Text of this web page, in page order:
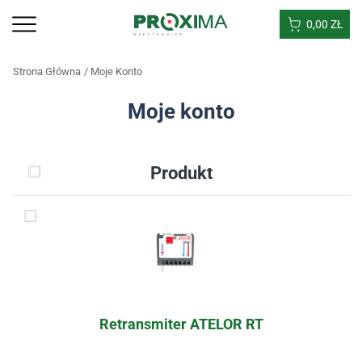
0,00 ZŁ
Strona Główna Moje Konto
Moje konto
Produkt
Retransmiter ATELOR RT